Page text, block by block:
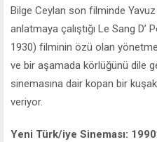
Bilge Ceylan son filminde Yavuz
anlatmaya çalıştığı Le Sang D’
1930) filminin özü olan
ve bir aşamada körlüğünü dile
sinemasına dair kopan bir
veriyor.
Yeni Türk/iye Sineması: